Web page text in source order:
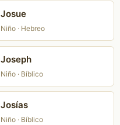
Josue
Niño · Hebreo
Joseph
Niño · Bíblico
Josías
Niño · Bíblico